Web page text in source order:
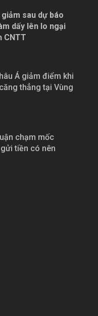
sau dự báo
dấy lên lo ngại
CNTT
Á giảm điểm khi
thẳng tại Vùng
chạm mốc
tiền có nên